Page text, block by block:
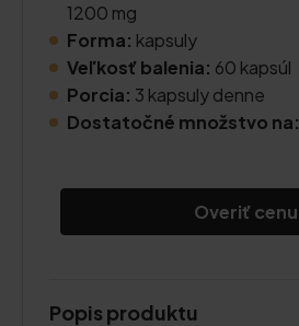
1200 mg
Forma: kapsuly
Veľkosť balenia: 60 kapsúl
Porcia: 3 kapsuly denne
Dostatočné množstvo na:
Overiť cenu
Popis produktu